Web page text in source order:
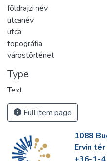
földrajzi név
utcanév
utca
topográfia
várostörténet
Type
Text
Full item page
1088
Ervin tér